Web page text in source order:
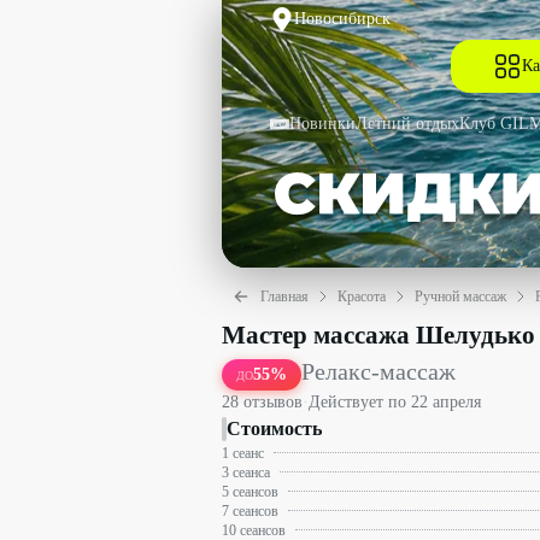
Новосибирск
НовинкиЛетний отдыхКлуб
Главная Красота Ручной массаж
Релакс-массаж со скидкой до 55% -
Мастер массажа Шелудько
ДО55% Релакс-массаж
28отзывов ·Действует по 22 апреля
Стоимость
1 сеанс
3 сеанса
5 сеансов
7 сеансов
10 сеансов